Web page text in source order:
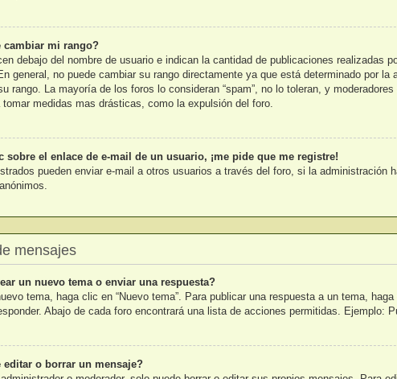
cambiar mi rango?
debajo del nombre de usuario e indican la cantidad de publicaciones realizadas
general, no puede cambiar su rango directamente ya que está determinado por
rango. La mayoría de los foros lo consideran “spam”, no lo toleran, y
tomar medidas mas drásticas, como la expulsión del foro.
sobre el enlace de e-mail de un usuario, ¡me pide que me registre!
pueden enviar e-mail a otros usuarios a través del foro, si la
mensajes
un nuevo tema o enviar una respuesta?
tema, haga clic en “Nuevo tema”. Para publicar una respuesta a un tema,
Abajo de cada foro encontrará una lista de acciones permitidas. Ejemplo:
editar o borrar un mensaje?